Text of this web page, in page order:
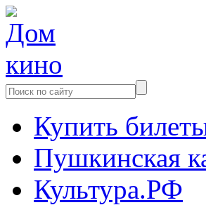
Купить
Пушкинская
Культура.РФ